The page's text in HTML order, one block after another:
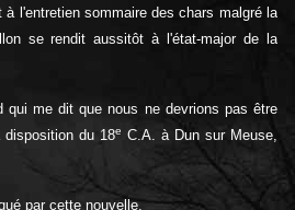
l'entretien sommaire des chars malgré la
se rendit aussitôt à l'état-major de la
qui me dit que nous ne devrions pas être
du 18e C.A. à Dun sur Meuse,
par cette nouvelle.